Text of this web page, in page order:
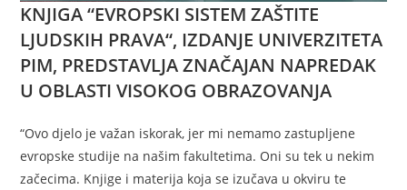
KNJIGA “EVROPSKI SISTEM ZAŠTITE
LJUDSKIH PRAVA“, IZDANJE UNIVERZITETA
PIM, PREDSTAVLJA ZNAČAJAN NAPREDAK
U OBLASTI VISOKOG OBRAZOVANJA
“Ovo djelo je važan iskorak, jer mi nemamo zastupljene
evropske studije na našim fakultetima. Oni su tek u nekim
začecima. Knjige i materija koja se izučava u okviru te